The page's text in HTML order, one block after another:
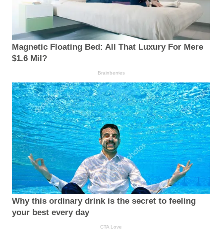
Magnetic Floating Bed: All That Luxury For Mere
$1.6 Mil?
Brainberries
Why this ordinary drink is the secret to feeling
your best every day
CTA Love